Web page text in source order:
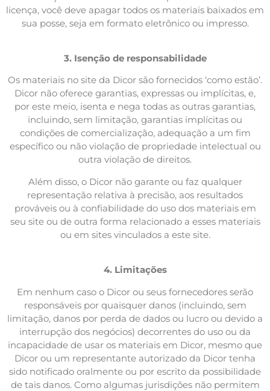
licença, você deve apagar todos os materiais baixados em
sua posse, seja em formato eletrônico ou impresso.
3. Isenção de responsabilidade
Os materiais no site da Dicor são fornecidos ‘como estão’.
Dicor não oferece garantias, expressas ou implícitas, e,
por este meio, isenta e nega todas as outras garantias,
incluindo, sem limitação, garantias implícitas ou
condições de comercialização, adequação a um fim
específico ou não violação de propriedade intelectual ou
outra violação de direitos.
Além disso, o Dicor não garante ou faz qualquer
representação relativa à precisão, aos resultados
prováveis ​​ou à confiabilidade do uso dos materiais em
seu site ou de outra forma relacionado a esses materiais
ou em sites vinculados a este site.
4. Limitações
Em nenhum caso o Dicor ou seus fornecedores serão
responsáveis ​​por quaisquer danos (incluindo, sem
limitação, danos por perda de dados ou lucro ou devido a
interrupção dos negócios) decorrentes do uso ou da
incapacidade de usar os materiais em Dicor, mesmo que
Dicor ou um representante autorizado da Dicor tenha
sido notificado oralmente ou por escrito da possibilidade
de tais danos. Como algumas jurisdições não permitem